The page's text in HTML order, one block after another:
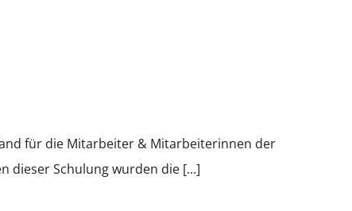
für die Mitarbeiter & Mitarbeiterinnen der
dieser Schulung wurden die [...]